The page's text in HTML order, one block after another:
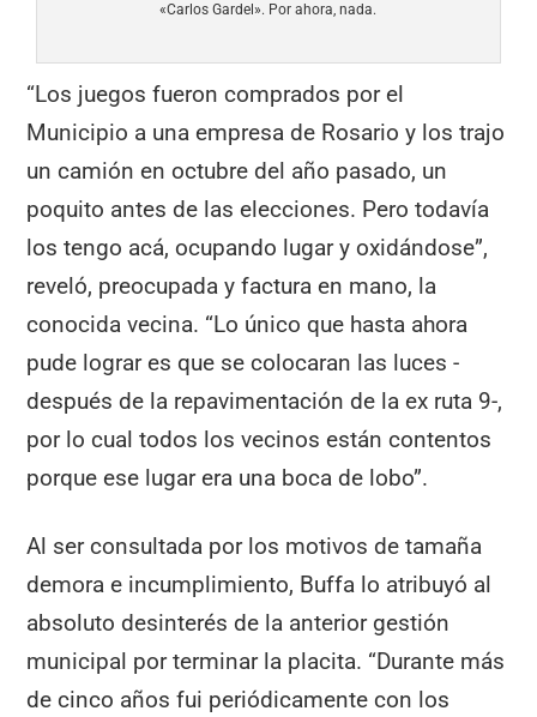
«Carlos Gardel». Por ahora, nada.
“Los juegos fueron comprados por el
Municipio a una empresa de Rosario y los trajo
un camión en octubre del año pasado, un
poquito antes de las elecciones. Pero todavía
los tengo acá, ocupando lugar y oxidándose”,
reveló, preocupada y factura en mano, la
conocida vecina. “Lo único que hasta ahora
pude lograr es que se colocaran las luces -
después de la repavimentación de la ex ruta 9-,
por lo cual todos los vecinos están contentos
porque ese lugar era una boca de lobo”.
Al ser consultada por los motivos de tamaña
demora e incumplimiento, Buffa lo atribuyó al
absoluto desinterés de la anterior gestión
municipal por terminar la placita. “Durante más
de cinco años fui periódicamente con los